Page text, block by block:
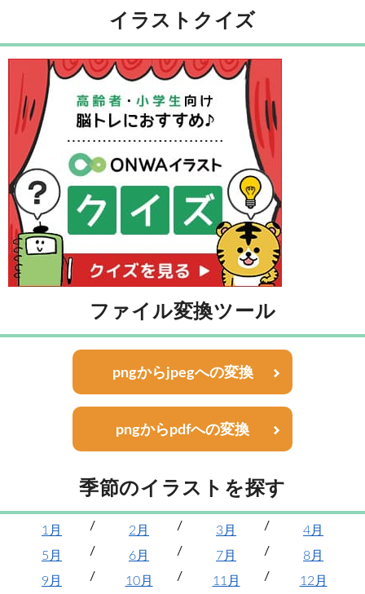
イラストクイズ
ファイル変換ツール
pngからjpegへの変換
pngからpdfへの変換
季節のイラストを探す
1月 2月 3月
4月
5月
6月 7月
8月
9月
10月 11月
12月